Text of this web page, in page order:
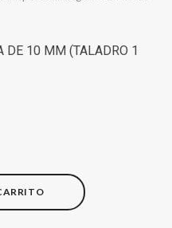
DE 10 MM (TALADRO 1